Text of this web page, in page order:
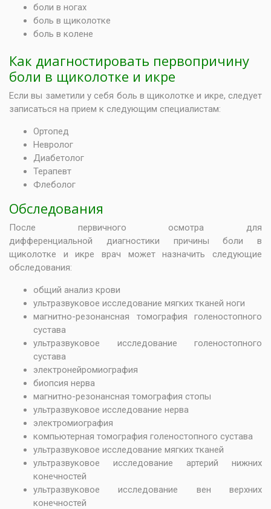
боли в ногах
боль в щиколотке
боль в колене
Как диагностировать первопричину
боли в щиколотке и икре
Если вы заметили у себя боль в щиколотке и икре, следует
записаться на прием к следующим специалистам:
Ортопед
Невролог
Диабетолог
Терапевт
Флеболог
Обследования
После первичного осмотра для
дифференциальной диагностики причины боли в
щиколотке и икре врач может назначить следующие
обследования:
общий анализ крови
ультразвуковое исследование мягких тканей ноги
магнитно-резонансная томография голеностопного
сустава
ультразвуковое исследование голеностопного
сустава
электронейромиография
биопсия нерва
магнитно-резонансная томография стопы
ультразвуковое исследование нерва
электромиография
компьютерная томография голеностопного сустава
ультразвуковое исследование мягких тканей
ультразвуковое исследование артерий нижних
конечностей
ультразвуковое исследование вен верхних
конечностей